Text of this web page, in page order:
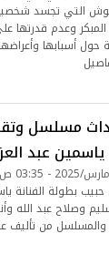
التي تجسد
وعدم قدرتها
أسبابها
مسلسل
عبد
بطولة الفنانة
وصلاح عبد الله
من تأليف